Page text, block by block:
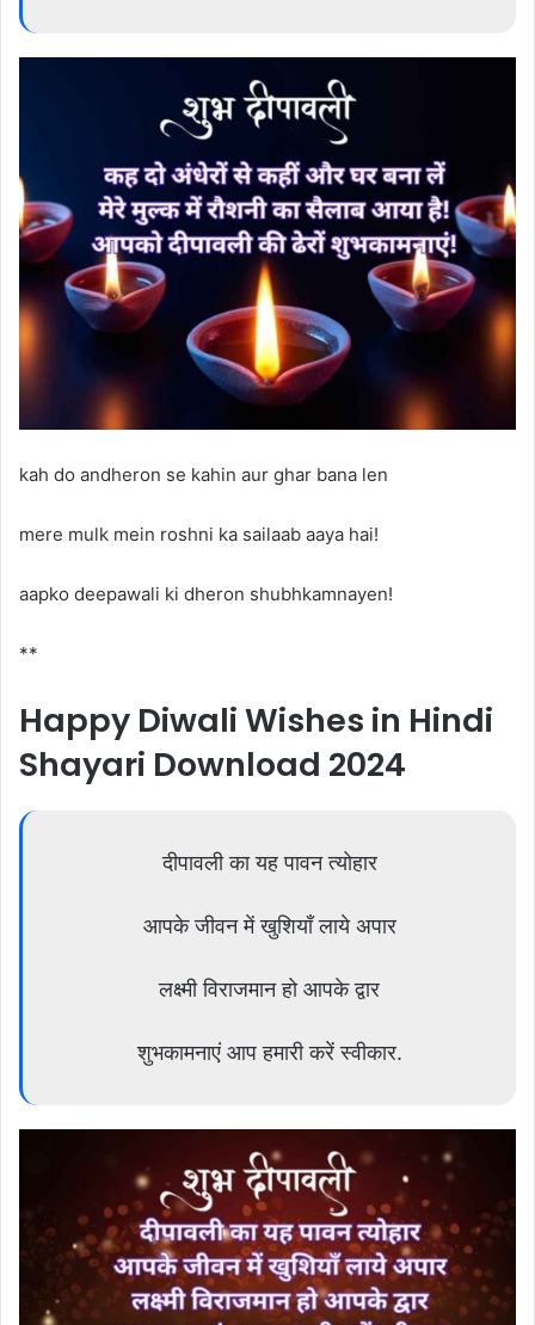
kah do andheron se kahin aur ghar bana len
mere mulk mein roshni ka sailaab aaya hai!
aapko deepawali ki dheron shubhkamnayen!
**
Happy Diwali Wishes in Hindi
Shayari Download 2024
दीपावली का यह पावन त्योहार
आपके जीवन में खुशियाँ लाये अपार
लक्ष्मी विराजमान हो आपके द्वार
शुभकामनाएं आप हमारी करें स्वीकार.